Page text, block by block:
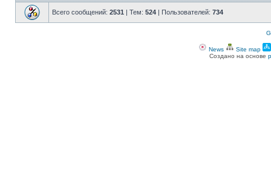
Всего сообщений: 2531 | Тем: 524 | Пользователей: 734
News Site map
Создано на основе